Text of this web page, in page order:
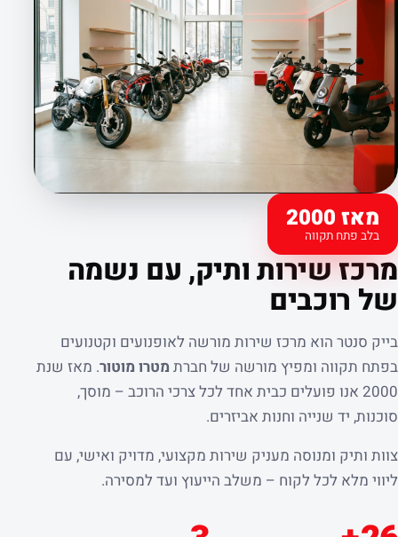
מאז 2000
בלב פתח תקווה
קצת עלינו
מרכז שירות ותיק, עם נשמה
של רוכבים
בייק סנטר הוא מרכז שירות מורשה לאופנועים וקטנועים
בפתח תקווה ומפיץ מורשה של חברת מטרו מוטור. מאז שנת
2000 אנו פועלים כבית אחד לכל צרכי הרוכב – מוסך,
סוכנות, יד שנייה וחנות אביזרים.
צוות ותיק ומנוסה מעניק שירות מקצועי, מדויק ואישי, עם
ליווי מלא לכל לקוח – משלב הייעוץ ועד למסירה.